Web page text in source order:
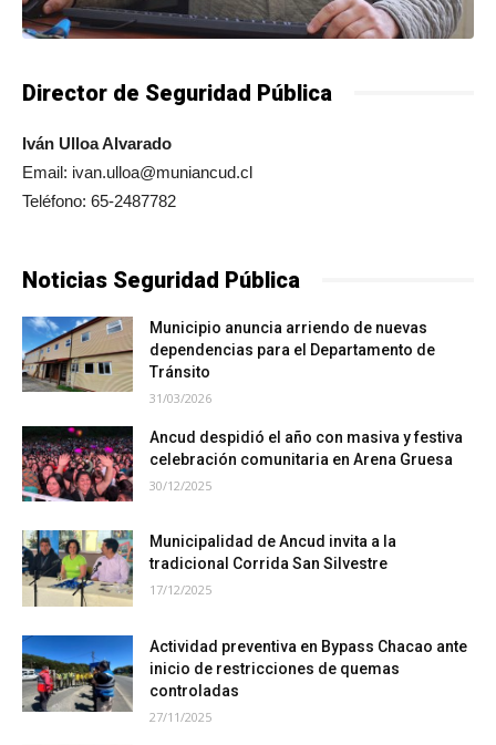
Director de Seguridad Pública
Iván Ulloa Alvarado
Email: ivan.ulloa@muniancud.cl
Teléfono: 65-2487782
Noticias Seguridad Pública
Municipio anuncia arriendo de nuevas
dependencias para el Departamento de
Tránsito
31/03/2026
Ancud despidió el año con masiva y festiva
celebración comunitaria en Arena Gruesa
30/12/2025
Municipalidad de Ancud invita a la
tradicional Corrida San Silvestre
17/12/2025
Actividad preventiva en Bypass Chacao ante
inicio de restricciones de quemas
controladas
27/11/2025